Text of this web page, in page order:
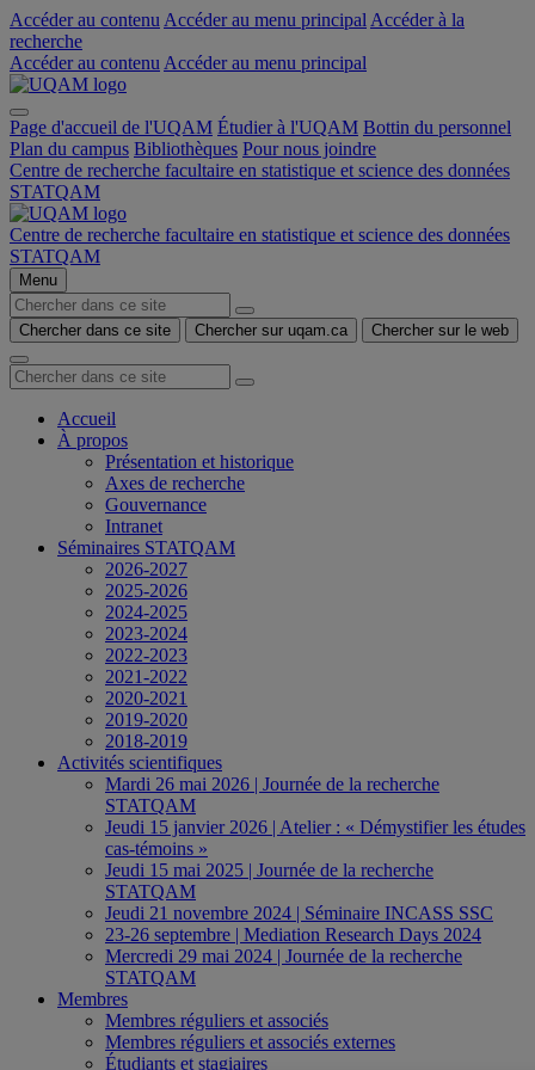
Accéder au contenu Accéder au menu principal Accéder à la
recherche
Accéder au contenu Accéder au menu principal
Page d'accueil de l'UQAM Étudier à l'UQAM Bottin du personnel
Plan du campus Bibliothèques Pour nous joindre
Centre de recherche facultaire en statistique et science des données
STATQAM
Centre de recherche facultaire en statistique et science des données
STATQAM
Menu
Chercher dans ce site Chercher sur uqam.ca Chercher sur le web
Accueil
À propos
Présentation et historique
Axes de recherche
Gouvernance
Intranet
Séminaires STATQAM
2026-2027
2025-2026
2024-2025
2023-2024
2022-2023
2021-2022
2020-2021
2019-2020
2018-2019
Activités scientifiques
Mardi 26 mai 2026 | Journée de la recherche
STATQAM
Jeudi 15 janvier 2026 | Atelier : « Démystifier les études
cas-témoins »
Jeudi 15 mai 2025 | Journée de la recherche
STATQAM
Jeudi 21 novembre 2024 | Séminaire INCASS SSC
23-26 septembre | Mediation Research Days 2024
Mercredi 29 mai 2024 | Journée de la recherche
STATQAM
Membres
Membres réguliers et associés
Membres réguliers et associés externes
Étudiants et stagiaires